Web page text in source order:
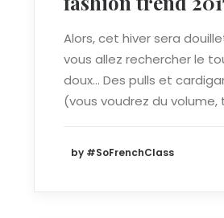
Alors, cet hiver sera
vous allez rechercher le
doux… Des pulls et
(vous voudrez du volume,
by #SoFrenchClass